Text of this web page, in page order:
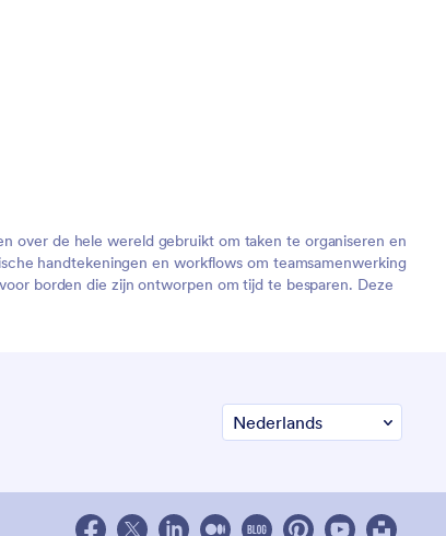
over de hele wereld gebruikt om taken te organiseren en
handtekeningen en workflows om teamsamenwerking
borden die zijn ontworpen om tijd te besparen. Deze